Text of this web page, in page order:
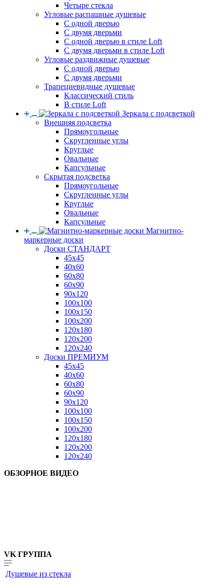
Четыре стекла
Угловые распашные душевые
С одной дверью
С двумя дверьми
С одной дверью в стиле Loft
С двумя дверьми в стиле Loft
Угловые раздвижные душевые
С одной дверью
С двумя дверьми
Трапециевидные душевые
Классический стиль
В стиле Loft
Зеркала с подсветкой
Внешняя подсветка
Прямоугольные
Скругленные углы
Круглые
Овальные
Капсульные
Скрытая подсветка
Прямоугольные
Скругленные углы
Круглые
Овальные
Капсульные
Магнитно-
маркерные доски
Доски СТАНДАРТ
45x45
40x60
60x80
60x90
90x120
100x100
100x150
100x200
120x180
120x200
120x240
Доски ПРЕМИУМ
45x45
40x60
60x80
60x90
90x120
100x100
100x150
100x200
120x180
120x200
120x240
ОБЗОРНОЕ ВИДЕО
VK ГРУППА
Душевые из стекла